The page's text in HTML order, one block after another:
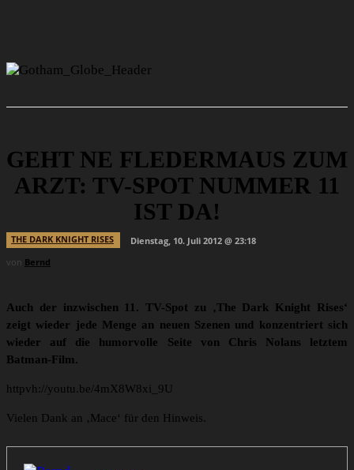
GEHT NE FLEDERMAUS ZUM
ARZT: TV-SPOT NUMMER 11
IST DA!
THE DARK KNIGHT RISES
Dienstag, 10. Juli 2012 @ 23:18
von Bernd
Auch der inzwischen 11. TV-Spot zu ‚The Dark Knight Rises‘
zeigt wieder jede Menge an neuen Szenen und konzentriert sich
wieder auf die humorvolle Seite von Chris Nolans letztem
Batman-Film.
httpvh://youtu.be/4mX8W8xi_9U
Vielen Dank an ‚Mace‘ für den Hinweis.